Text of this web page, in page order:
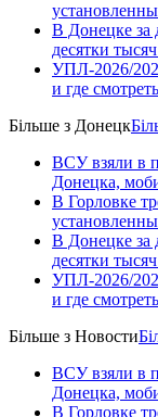
В Донецке за
десятки
УПЛ-2026/
и где
Більше з Донецк
ВСУ взяли в
Донецка,
В Горловке
В Донецке за
десятки
УПЛ-2026/
и где
Більше з Новости
ВСУ взяли в
Донецка,
В Горловке